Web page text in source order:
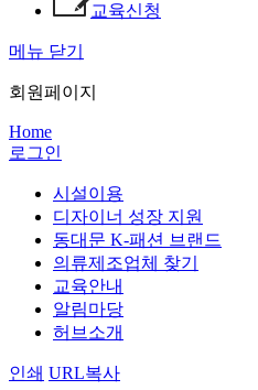
교육신청
메뉴 닫기
회원페이지
Home
로그인
시설이용
디자이너 성장 지원
동대문 K-패션 브랜드
의류제조업체 찾기
교육안내
알림마당
허브소개
인쇄 URL복사